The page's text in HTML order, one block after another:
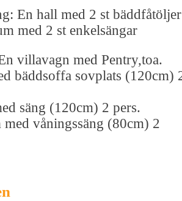
En hall med 2 st bäddfåtöljer
med 2 st enkelsängar
villavagn med Pentry,toa.
bäddsoffa sovplats (120cm)
säng (120cm) 2 pers.
våningssäng (80cm) 2